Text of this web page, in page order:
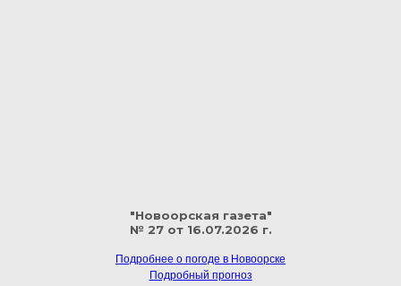
"Новоорская газета"
№ 27 от 16.07.2026 г.
Подробнее о погоде в Новоорске
Подробный прогноз